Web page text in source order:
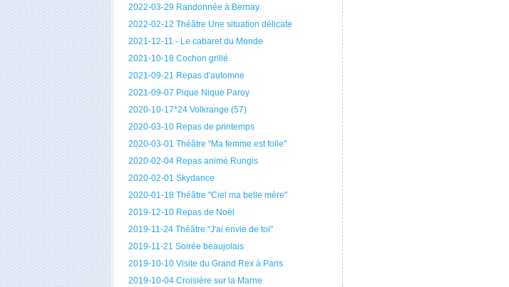
2022-03-29 Randonnée à Bernay
2022-02-12 Théâtre Une situation délicate
2021-12-11 - Le cabaret du Monde
2021-10-18 Cochon grillé
2021-09-21 Repas d'automne
2021-09-07 Pique Nique Paroy
2020-10-17*24 Volkrange (57)
2020-03-10 Repas de printemps
2020-03-01 Théâtre "Ma femme est folle"
2020-02-04 Repas animé Rungis
2020-02-01 Skydance
2020-01-18 Théâtre "Ciel ma belle mère"
2019-12-10 Repas de Noël
2019-11-24 Théâtre "J'ai envie de toi"
2019-11-21 Soirée beaujolais
2019-10-10 Visite du Grand Rex à Paris
2019-10-04 Croisière sur la Marne